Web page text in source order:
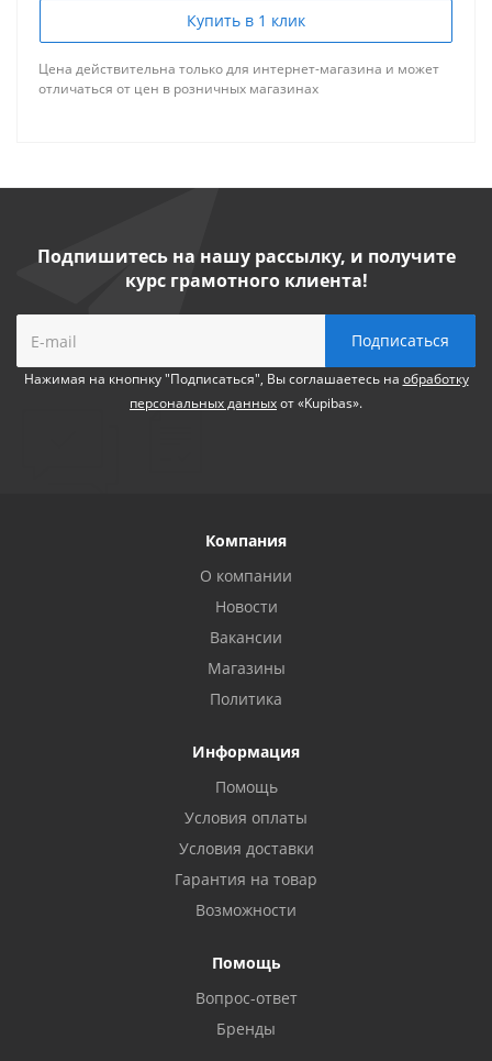
Купить в 1 клик
Цена действительна только для интернет-магазина и может
отличаться от цен в розничных магазинах
Подпишитесь на нашу рассылку, и получите
курс грамотного клиента!
Нажимая на кнопнку "Подписаться", Вы соглашаетесь на обработку
персональных данныхот «Kupibas».
Компания
О компании
Новости
Вакансии
Магазины
Политика
Информация
Помощь
Условия оплаты
Условия доставки
Гарантия на товар
Возможности
Помощь
Вопрос-ответ
Бренды